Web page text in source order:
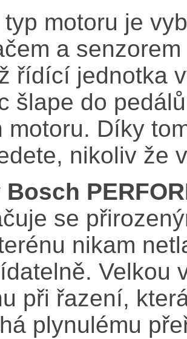
typ motoru je
a
řídící jednotka
šlape do
motoru. Díky
nikoliv že
Bosch
se
nikam
Velkou
při řazení,
plynulému